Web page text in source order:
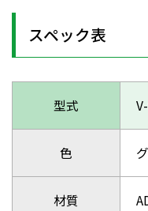
スペック表
型式
色
材質